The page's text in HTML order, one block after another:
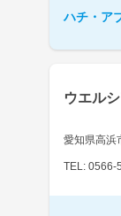
ハチ・ア
ウエル
愛知県高浜
TEL: 0566-